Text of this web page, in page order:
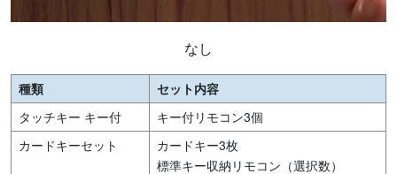
なし
種類
セット内容
タッチキー キー付
キー付リモコン3個
カードキーセット
カードキー3枚
標準キー収納リモコン（選択数）